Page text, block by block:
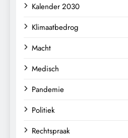
Kalender 2030
Klimaatbedrog
Macht
Medisch
Pandemie
Politiek
Rechtspraak